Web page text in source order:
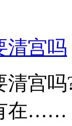
清宫吗
清宫
在……